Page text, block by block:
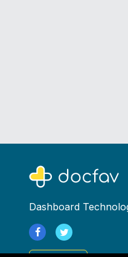
Dashboard